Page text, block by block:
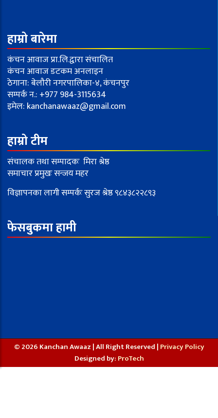
हाम्रो बारेमा
कंचन आवाज प्रा.लि.द्वारा संचालित
कंचन आवाज डटकम अनलाइन
ठेगाना: बेलौरी नगरपालिका-४, कंचनपुर
सम्पर्क न.: +977 984-3115634
इमेल: kanchanawaaz@gmail.com
हाम्रो टीम
संचालक तथा सम्पादकः मिरा श्रेष्ठ
समाचार प्रमुखः सन्जय महर
विज्ञापनका लागी सम्पर्कः सुरज श्रेष्ठ ९८४३८२२८९३
फेसबुकमा हामी
© 2026 Kanchan Awaaz | All Right Reserved | Privacy Policy
Designed by: ProTech